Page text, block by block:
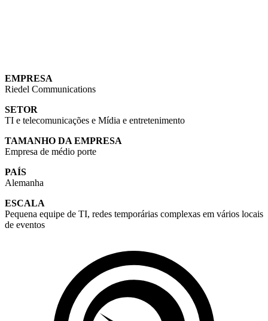
EMPRESA
Riedel Communications
SETOR
TI e telecomunicações e Mídia e entretenimento
TAMANHO DA EMPRESA
Empresa de médio porte
PAÍS
Alemanha
ESCALA
Pequena equipe de TI, redes temporárias complexas em vários locais
de eventos